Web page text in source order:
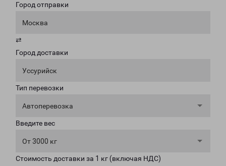
Город отправки
Москва
⇄
Город доставки
Уссурийск
Тип перевозки
Автоперевозка
Введите вес
От 3000 кг
Стоимость доставки за 1 кг (включая НДС)